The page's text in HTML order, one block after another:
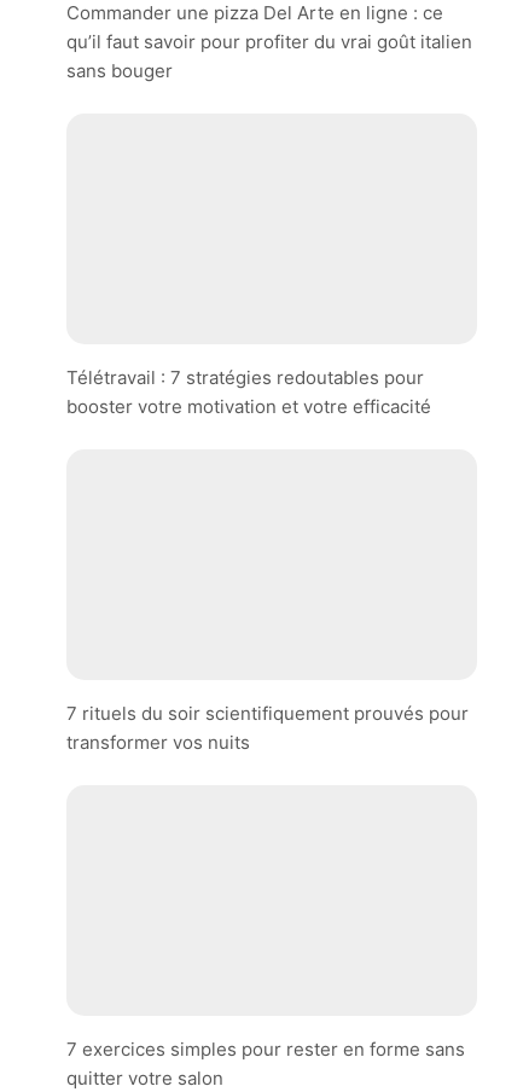
Commander une pizza Del Arte en ligne : ce
qu’il faut savoir pour profiter du vrai goût italien
sans bouger
Télétravail : 7 stratégies redoutables pour
booster votre motivation et votre efficacité
7 rituels du soir scientifiquement prouvés pour
transformer vos nuits
7 exercices simples pour rester en forme sans
quitter votre salon